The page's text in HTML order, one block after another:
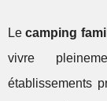
Lecamping
vivre
établissements